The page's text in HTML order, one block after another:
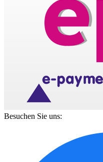
Besuchen Sie uns: